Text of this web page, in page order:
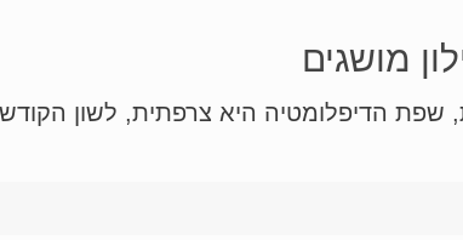
מושגים
שפת הדיפלומטיה היא צרפתית, לשון